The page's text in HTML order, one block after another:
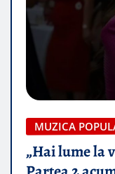
MUZICA
„Hai lume la